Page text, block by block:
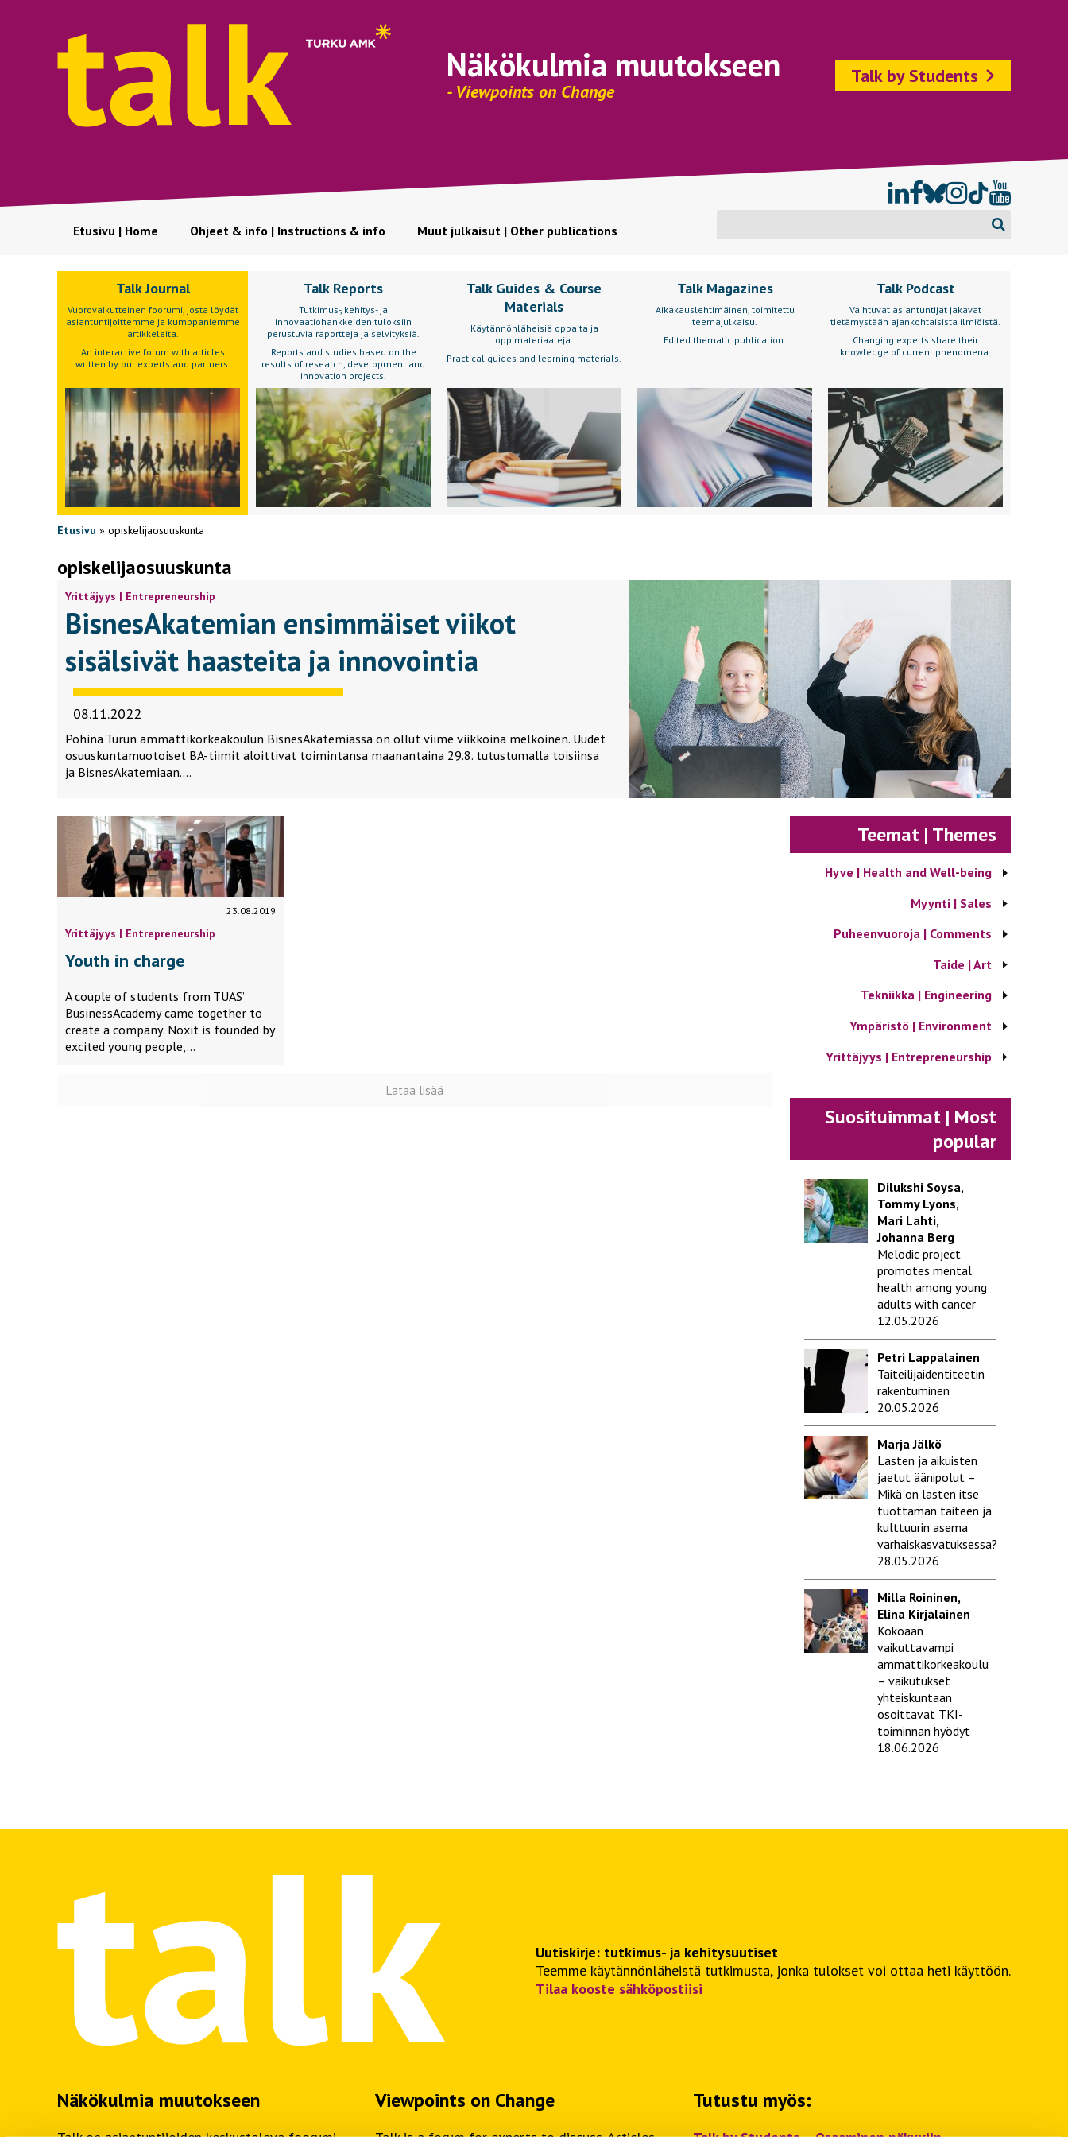
Näkökulmia muutokseen
- Viewpoints on Change
Talk by Students
Etusivu | Home Ohjeet & info | Instructions & info Muut julkaisut | Other publications
Talk Journal
Vuorovaikutteinen foorumi, josta löydät
asiantuntijoittemme ja kumppaniemme
artikkeleita.
An interactive forum with articles
written by our experts and partners.
Talk Reports
Tutkimus-, kehitys- ja
innovaatiohankkeiden tuloksiin
perustuvia raportteja ja selvityksiä.
Reports and studies based on the
results of research, development and
innovation projects.
Talk Guides & Course
Materials
Käytännönläheisiä oppaita ja
oppimateriaaleja.
Practical guides and learning materials.
Talk Magazines
Aikakauslehtimäinen, toimitettu
teemajulkaisu.
Edited thematic publication.
Talk Podcast
Vaihtuvat asiantuntijat jakavat
tietämystään ajankohtaisista ilmiöistä.
Changing experts share their
knowledge of current phenomena.
Etusivu » opiskelijaosuuskunta
opiskelijaosuuskunta
Yrittäjyys | Entrepreneurship
BisnesAkatemian ensimmäiset viikot
sisälsivät haasteita ja innovointia
08.11.2022
Pöhinä Turun ammattikorkeakoulun BisnesAkatemiassa on ollut viime viikkoina melkoinen. Uudet
osuuskuntamuotoiset BA-tiimit aloittivat toimintansa maanantaina 29.8. tutustumalla toisiinsa
ja BisnesAkatemiaan….
23.08.2019
Yrittäjyys | Entrepreneurship
Youth in charge
A couple of students from TUAS’
BusinessAcademy came together to
create a company. Noxit is founded by
excited young people,…
Lataa lisää
Teemat | Themes
Hyve | Health and Well-being
Myynti | Sales
Puheenvuoroja | Comments
Taide | Art
Tekniikka | Engineering
Ympäristö | Environment
Yrittäjyys | Entrepreneurship
Suosituimmat | Most
popular
Dilukshi Soysa,
Tommy Lyons,
Mari Lahti,
Johanna Berg
Melodic project
promotes mental
health among young
adults with cancer
12.05.2026
Petri Lappalainen
Taiteilijaidentiteetin
rakentuminen
20.05.2026
Marja Jälkö
Lasten ja aikuisten
jaetut äänipolut –
Mikä on lasten itse
tuottaman taiteen ja
kulttuurin asema
varhaiskasvatuksessa?
28.05.2026
Milla Roininen,
Elina Kirjalainen
Kokoaan
vaikuttavampi
ammattikorkeakoulu
– vaikutukset
yhteiskuntaan
osoittavat TKI-
toiminnan hyödyt
18.06.2026
Uutiskirje: tutkimus- ja kehitysuutiset
Teemme käytännönläheistä tutkimusta, jonka tulokset voi ottaa heti käyttöön.
Tilaa kooste sähköpostiisi
Näkökulmia muutokseen Viewpoints on Change Tutustu myös: